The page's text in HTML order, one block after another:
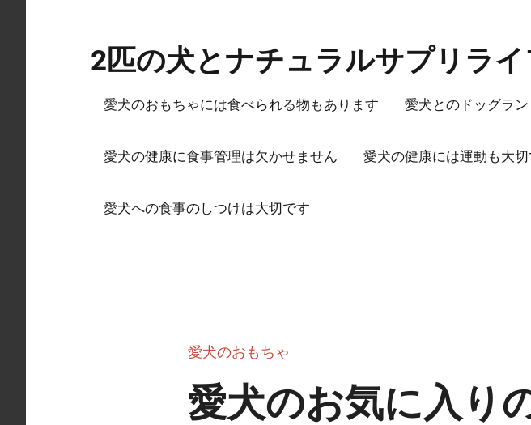
2匹の犬とナチュラルサプリライ
愛犬のおもちゃには食べられる物もあります 愛犬とのドッグラ
愛犬の健康に食事管理は欠かせません 愛犬の健康には運動も大切
愛犬への食事のしつけは大切です
愛犬のおもちゃ
愛犬のお気に入り